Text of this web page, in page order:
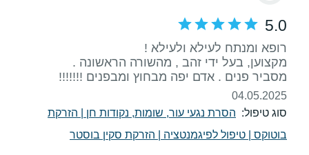
5.0
מסביר פנים . אדם יפה מבחוץ ומבפנים !!!!!!!
04.05.2025
סוג טיפול: הסרת נגעי עור, שומות, נקודות חן
הזרקת
בוטוקס
טיפול לפיגמנטציה הזרקת סקין בוסטר